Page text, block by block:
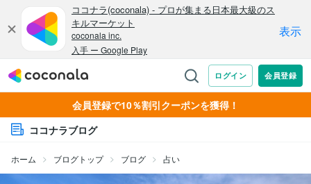
会員登録で10％割引クーポンを獲得！
ココナラブログ
ホーム ブログトップ ブログ 占い